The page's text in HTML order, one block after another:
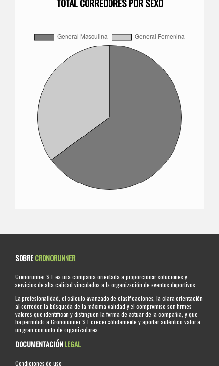
TOTAL CORREDORES POR SEXO
SOBRECRONORUNNER
Cronorunner S.L es una compañia orientada a proporcionar soluciones y
servicios de alta calidad vinculados a la organización de eventos deportivos.
La profesionalidad, el cálculo avanzado de clasificaciones, la clara orientación
al corredor, la búsqueda de la máxima calidad y el compromiso son firmes
valores que identifican y distinguen la forma de actuar de la compañia, y que
ha permitido a Cronorunner S.L crecer sólidamente y aportar auténtico valor a
un gran conjunto de organizadores.
DOCUMENTACIÓNLEGAL
Condiciones de uso